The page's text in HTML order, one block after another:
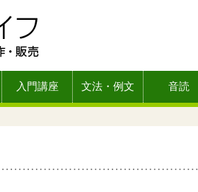
入門講座 文法・例文 音読